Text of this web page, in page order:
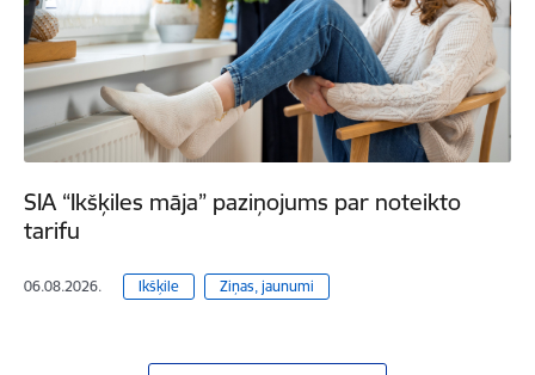
SIA “Ikšķiles māja” paziņojums par noteikto
tarifu
06.08.2026. Ikšķile Ziņas, jaunumi